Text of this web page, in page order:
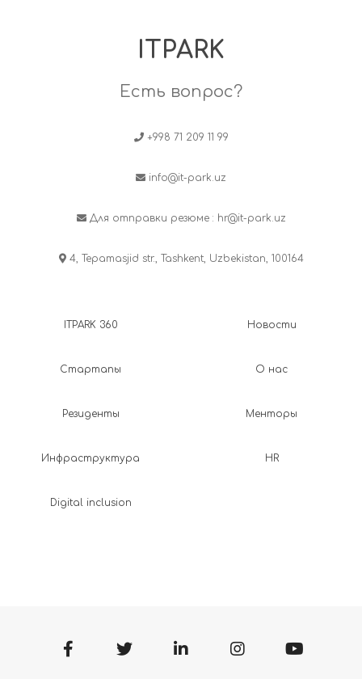
ITPARK
Есть вопрос?
+998 71 209 11 99
info@it-park.uz
Для отправки резюме : hr@it-park.uz
4, Tepamasjid str., Tashkent, Uzbekistan, 100164
ITPARK 360
Стартапы
Резиденты
Инфраструктура
Digital inclusion
Новости
О нас
Менторы
HR